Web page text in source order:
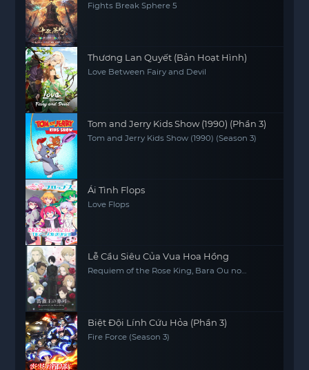
Fights Break Sphere 5
Thương Lan Quyết (Bản Hoạt Hình)
Love Between Fairy and Devil
Tom and Jerry Kids Show (1990) (Phần 3)
Tom and Jerry Kids Show (1990) (Season 3)
Ái Tình Flops
Love Flops
Lễ Cầu Siêu Của Vua Hoa Hồng
Requiem of the Rose King, Bara Ou no
Biệt Đội Lính Cứu Hỏa (Phần 3)
Fire Force (Season 3)